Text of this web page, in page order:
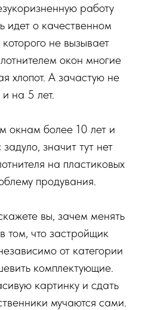
работу
идет о качественном
не вызывает
окон многие
хлопот. А зачастую не
и на 5 лет.
окнам более 10 лет и
значит тут нет
на пластиковых
продувания.
вы, зачем менять
том, что застройщик
от категории
комплектующие.
картинку и сдать
мучаются сами.